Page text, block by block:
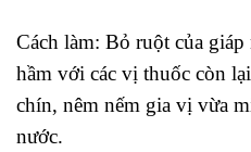
Cách làm: Bỏ ruột của
hầm với các vị thuốc còn
chín, nêm nếm gia vị vừa
nước.